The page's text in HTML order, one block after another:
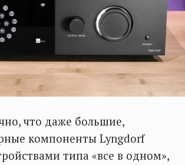
что даже большие,
компоненты Lyngdorf
типа «все в одном»,